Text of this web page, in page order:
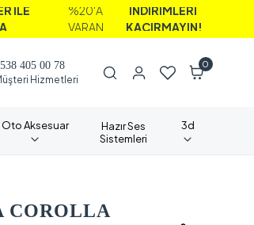
%20'A
İNDİRİMLERİ
KAÇIRMAYIN!
405 00 78
Hizmetleri
0
Oto Aksesuar
Hazır Ses
Sistemleri
3d
COROLLA